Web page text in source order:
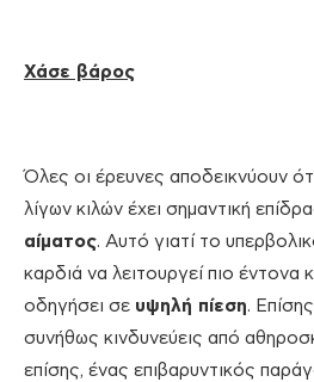
Χάσε βάρος
Όλες οι έρευνες αποδεικνύουν
λίγων κιλών έχει σημαντική
αίματος. Αυτό γιατί το
καρδιά να λειτουργεί πιο έντονα
οδηγήσει σε υψηλή πίεση.
συνήθως κινδυνεύεις από
επίσης, ένας επιβαρυντικός